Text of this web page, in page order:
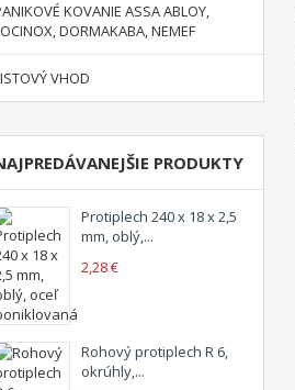
KOVANIE ASSA ABLOY,
DORMAKABA, NEMEF
VHOD
PRODUKTY
Protiplech 240 x 18 x 2,5
mm, oblý,...
2,28 €
Rohový protiplech R 6,
okrúhly,...